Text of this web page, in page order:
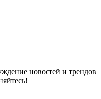
новостей и трендов